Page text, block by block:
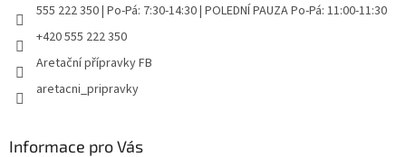
555 222 350 | Po-Pá: 7:30-14:30 | POLEDNÍ PAUZA Po-Pá: 11:00-11:30
+420 555 222 350
Aretační přípravky FB
aretacni_pripravky
Informace pro Vás